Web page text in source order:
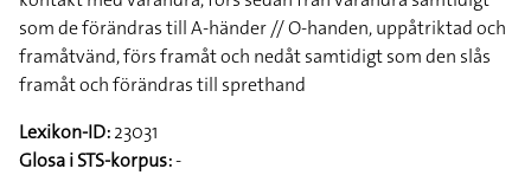
som de förändras till A-händer // O-handen, uppåtriktad och
framåtvänd, förs framåt och nedåt samtidigt som den slås
framåt och förändras till sprethand
Lexikon-ID:23031
Glosa i STS-korpus:-